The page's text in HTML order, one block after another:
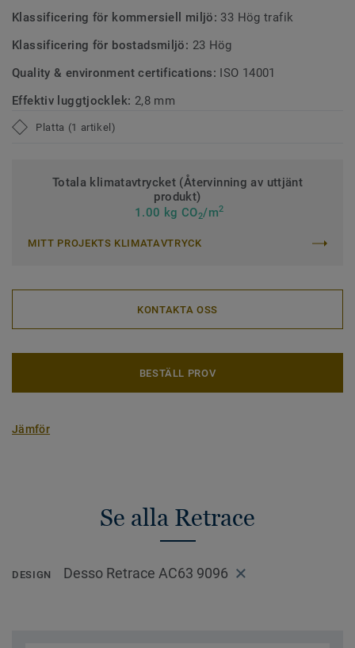
Klassificering för kommersiell miljö: 33 Hög trafik
Klassificering för bostadsmiljö: 23 Hög
Quality & environment certifications: ISO 14001
Effektiv luggtjocklek: 2,8 mm
Platta (1 artikel)
Totala klimatavtrycket (Återvinning av uttjänt
produkt)
1.00 kg CO2/m2
MITT PROJEKTS KLIMATAVTRYCK
KONTAKTA OSS
BESTÄLL PROV
Jämför
Se alla Retrace
DESIGN Desso Retrace AC63 9096